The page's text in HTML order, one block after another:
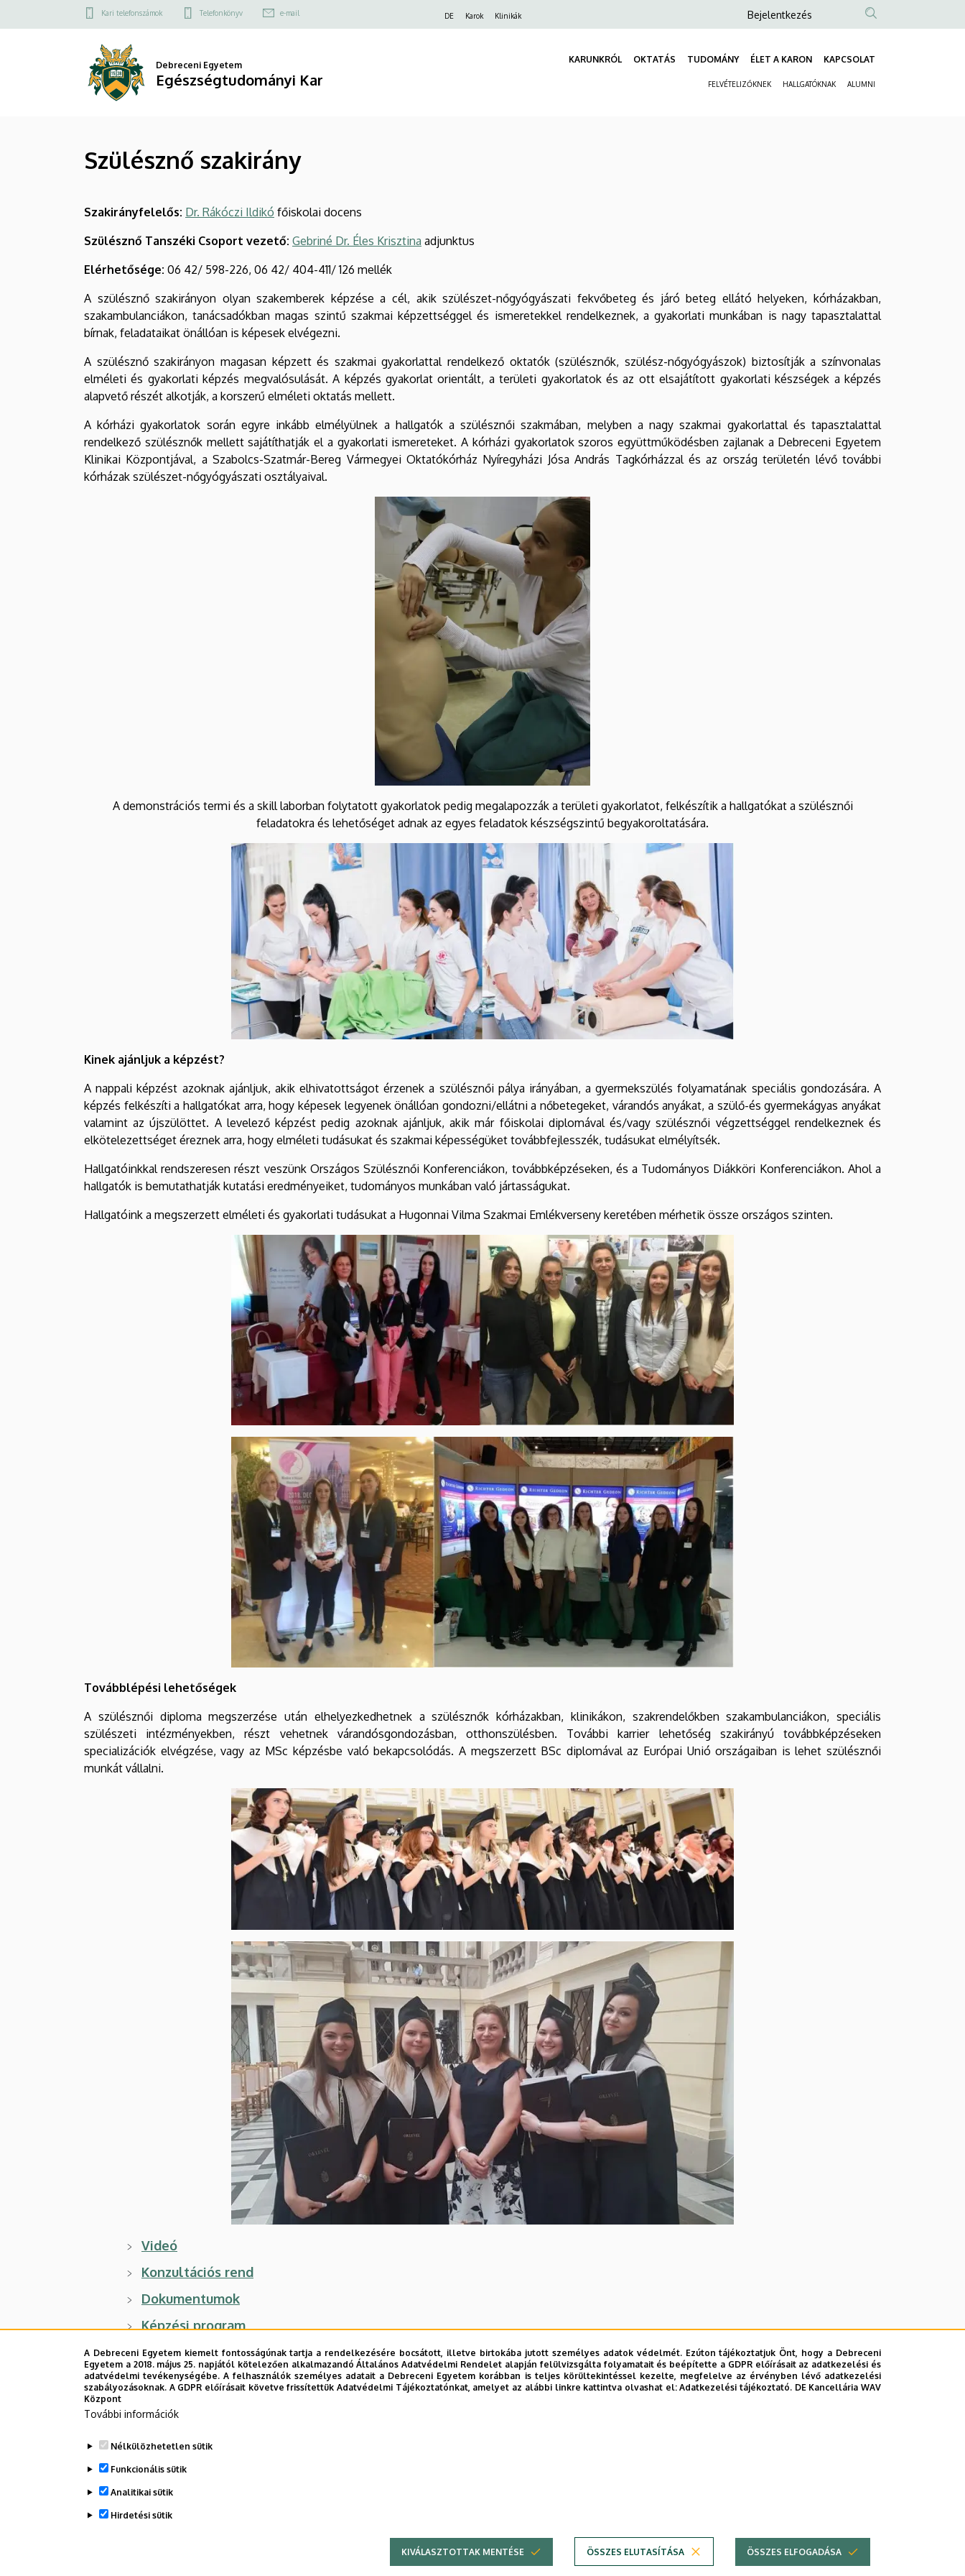
Szülésznő
szakirány
Egészségtudományi
a
Felső
menü
Kari telefonszámok Telefonkönyv e-mail DE Karok Klinikák
Anonim
fiók
menüje
Bejelentkezés
Debreceni Egyetem
Egészségtudományi Kar
KARUNKRÓL OKTATÁS TUDOMÁNY ÉLET A KARON KAPCSOLAT
FELVÉTELIZŐKNEK HALLGATÓKNAK ALUMNI
Szülésznő szakirány
Szakirányfelelős: Dr. Rákóczi Ildikó főiskolai docens
Szülésznő Tanszéki Csoport vezető: Gebriné Dr. Éles Krisztina adjunktus
Elérhetősége: 06 42/ 598-226, 06 42/ 404-411/ 126 mellék
A szülésznő szakirányon olyan szakemberek képzése a cél, akik szülészet-nőgyógyászati fekvőbeteg és járó beteg ellátó helyeken, kórházakban,
szakambulanciákon, tanácsadókban magas szintű szakmai képzettséggel és ismeretekkel rendelkeznek, a gyakorlati munkában is nagy tapasztalattal
bírnak, feladataikat önállóan is képesek elvégezni.
A szülésznő szakirányon magasan képzett és szakmai gyakorlattal rendelkező oktatók (szülésznők, szülész-nőgyógyászok) biztosítják a színvonalas
elméleti és gyakorlati képzés megvalósulását. A képzés gyakorlat orientált, a területi gyakorlatok és az ott elsajátított gyakorlati készségek a képzés
alapvető részét alkotják, a korszerű elméleti oktatás mellett.
A kórházi gyakorlatok során egyre inkább elmélyülnek a hallgatók a szülésznői szakmában, melyben a nagy szakmai gyakorlattal és tapasztalattal
rendelkező szülésznők mellett sajátíthatják el a gyakorlati ismereteket. A kórházi gyakorlatok szoros együttműködésben zajlanak a Debreceni Egyetem
Klinikai Központjával, a Szabolcs-Szatmár-Bereg Vármegyei Oktatókórház Nyíregyházi Jósa András Tagkórházzal és az ország területén lévő további
kórházak szülészet-nőgyógyászati osztályaival.
A demonstrációs termi és a skill laborban folytatott gyakorlatok pedig megalapozzák a területi gyakorlatot, felkészítik a hallgatókat a szülésznői
feladatokra és lehetőséget adnak az egyes feladatok készségszintű begyakoroltatására.
Kinek ajánljuk a képzést?
A nappali képzést azoknak ajánljuk, akik elhivatottságot érzenek a szülésznői pálya irányában, a gyermekszülés folyamatának speciális gondozására. A
képzés felkészíti a hallgatókat arra, hogy képesek legyenek önállóan gondozni/ellátni a nőbetegeket, várandós anyákat, a szülő-és gyermekágyas anyákat
valamint az újszülöttet. A levelező képzést pedig azoknak ajánljuk, akik már főiskolai diplomával és/vagy szülésznői végzettséggel rendelkeznek és
elkötelezettséget éreznek arra, hogy elméleti tudásukat és szakmai képességüket továbbfejlesszék, tudásukat elmélyítsék.
Hallgatóinkkal rendszeresen részt veszünk Országos Szülésznői Konferenciákon, továbbképzéseken, és a Tudományos Diákköri Konferenciákon. Ahol a
hallgatók is bemutathatják kutatási eredményeiket, tudományos munkában való jártasságukat.
Hallgatóink a megszerzett elméleti és gyakorlati tudásukat a Hugonnai Vilma Szakmai Emlékverseny keretében mérhetik össze országos szinten.
Továbblépési lehetőségek
A szülésznői diploma megszerzése után elhelyezkedhetnek a szülésznők kórházakban, klinikákon, szakrendelőkben szakambulanciákon, speciális
szülészeti intézményekben, részt vehetnek várandósgondozásban, otthonszülésben. További karrier lehetőség szakirányú továbbképzéseken
specializációk elvégzése, vagy az MSc képzésbe való bekapcsolódás. A megszerzett BSc diplomával az Európai Unió országaiban is lehet szülésznői
munkát vállalni.
Videó
Konzultációs rend
Dokumentumok
Képzési program
Képzési és Kimeneti Követelmények
Hírek, események
A Debreceni Egyetem kiemelt fontosságúnak tartja a rendelkezésére bocsátott, illetve birtokába jutott személyes adatok védelmét. Ezúton tájékoztatjuk Önt, hogy a Debreceni
Egyetem a 2018. május 25. napjától kötelezően alkalmazandó Általános Adatvédelmi Rendelet alapján felülvizsgálta folyamatait és beépítette a GDPR előírásait az adatkezelési és
adatvédelmi tevékenységébe. A felhasználók személyes adatait a Debreceni Egyetem korábban is teljes körültekintéssel kezelte, megfelelve az érvényben lévő adatkezelési
szabályozásoknak. A GDPR előírásait követve frissítettük Adatvédelmi Tájékoztatónkat, amelyet az alábbi linkre kattintva olvashat el:Adatkezelési tájékoztató. DE Kancellária WAV
Központ
További információk
Nélkülözhetetlen sütik
Funkcionális sütik
Analitikai sütik
Hirdetési sütik
KIVÁLASZTOTTAK MENTÉSE ÖSSZES ELUTASÍTÁSA ÖSSZES ELFOGADÁSA